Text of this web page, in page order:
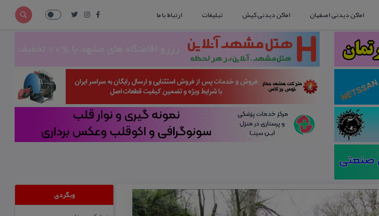
اماکن دیدنی اصفهان اماکن دیدنی کیش تبلیغات ارتباط با ما
وبگردی